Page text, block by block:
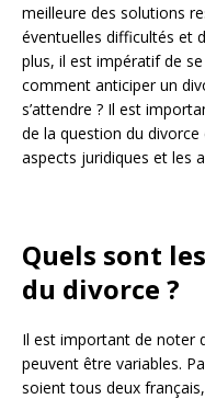
meilleure des solutions
éventuelles difficultés et
plus, il est impératif de
comment anticiper un
s’attendre ? Il est
de la question du
aspects juridiques et les
Quels sont
du divorce ?
Il est important de noter
peuvent être variables.
soient tous deux